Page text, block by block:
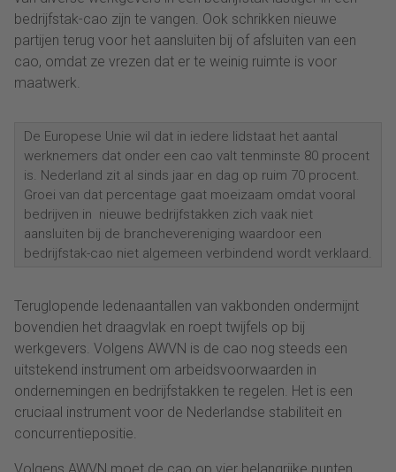
bedrijfstak-cao zijn te vangen. Ook schrikken nieuwe
partijen terug voor het aansluiten bij of afsluiten van een
cao, omdat ze vrezen dat er te weinig ruimte is voor
maatwerk.
De Europese Unie wil dat in iedere lidstaat het aantal
werknemers dat onder een cao valt tenminste 80 procent
is. Nederland zit al sinds jaar en dag op ruim 70 procent.
Groei van dat percentage gaat moeizaam omdat vooral
bedrijven in nieuwe bedrijfstakken zich vaak niet
aansluiten bij de branchevereniging waardoor een
bedrijfstak-cao niet algemeen verbindend wordt verklaard.
Teruglopende ledenaantallen van vakbonden ondermijnt
bovendien het draagvlak en roept twijfels op bij
werkgevers. Volgens AWVN is de cao nog steeds een
uitstekend instrument om arbeidsvoorwaarden in
ondernemingen en bedrijfstakken te regelen. Het is een
cruciaal instrument voor de Nederlandse stabiliteit en
concurrentiepositie.